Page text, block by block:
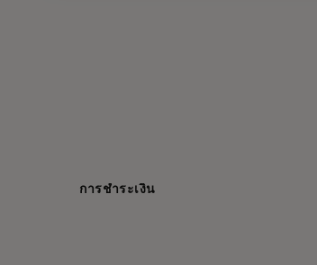
การชำระเงิน